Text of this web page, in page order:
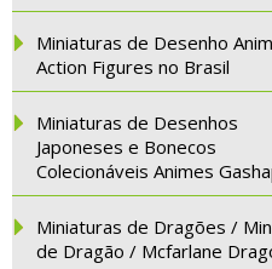
Miniaturas de Desenho
Action Figures no Brasil
Miniaturas de Desenhos
Japoneses e Bonecos
Colecionáveis Animes
Miniaturas de Dragões /
de Dragão / Mcfarlane